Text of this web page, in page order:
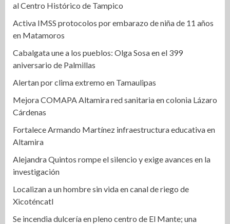
al Centro Histórico de Tampico
Activa IMSS protocolos por embarazo de niña de 11 años
en Matamoros
Cabalgata une a los pueblos: Olga Sosa en el 399
aniversario de Palmillas
Alertan por clima extremo en Tamaulipas
Mejora COMAPA Altamira red sanitaria en colonia Lázaro
Cárdenas
Fortalece Armando Martínez infraestructura educativa en
Altamira
Alejandra Quintos rompe el silencio y exige avances en la
investigación
Localizan a un hombre sin vida en canal de riego de
Xicoténcatl
Se incendia dulcería en pleno centro de El Mante; una